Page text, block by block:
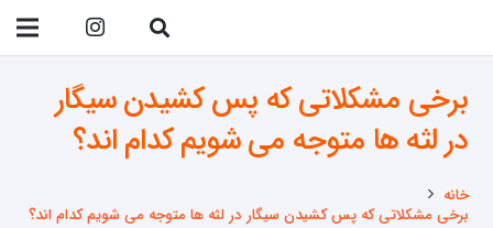
برخی مشکلاتی که پس کشیدن سیگار
در لثه ها متوجه می شویم کدام اند؟
خانه
برخی مشکلاتی که پس کشیدن سیگار در لثه ها متوجه می شویم کدام اند؟